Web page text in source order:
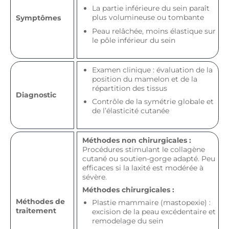
Symptômes
La partie inférieure du sein paraît
plus volumineuse ou tombante
Peau relâchée, moins élastique sur
le pôle inférieur du sein
Diagnostic
Examen clinique : évaluation de la
position du mamelon et de la
répartition des tissus
Contrôle de la symétrie globale et
de l’élasticité cutanée
Méthodes de
traitement
Méthodes non chirurgicales :
Procédures stimulant le collagène
cutané ou soutien-gorge adapté. Peu
efficaces si la laxité est modérée à
sévère.
Méthodes chirurgicales :
Plastie mammaire (mastopexie) :
excision de la peau excédentaire et
remodelage du sein